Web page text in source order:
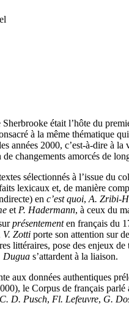
était l’hôte du
à la même thématique
années 2000, c’est-à-dire à
changements amorcés de
sélectionnés à l’issue du
lexicaux et, de manière
en c’est quoi, A. Zribi-
et P. Hadermann, à ceux du
présentementen français du
V. Zotti porte son attention sur
littéraires, pose des enjeux
Dugua s’attardent à la liaison.
aux données authentiques
le Corpus de français
C. D. Pusch, Fl. Lefeuvre, G.